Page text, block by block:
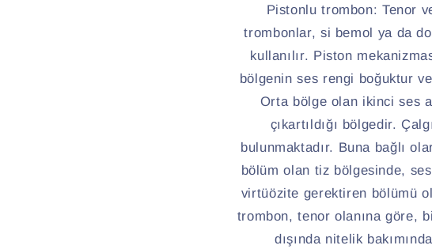
Pistonlu trombon: Tenor
trombonlar, si bemol ya da
kullanılır. Piston
bölgenin ses rengi boğuktur
Orta bölge olan ikinci ses
çıkartıldığı bölgedir.
bulunmaktadır. Buna bağlı
bölüm olan tiz bölgesinde,
virtüözite gerektiren bölümü
trombon, tenor olanına göre,
dışında nitelik